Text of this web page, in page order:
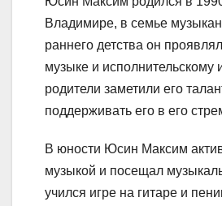
Владимире, в семье
раннего детства он
музыке и исполнительскому
родители заметили его
поддерживать его в его
В юности Юсин Максим
музыкой и посещал
учился игре на гитаре и